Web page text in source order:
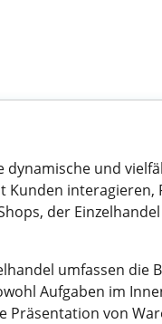
dynamische und
Kunden
der
umfassen die
Aufgaben im
Präsentation von